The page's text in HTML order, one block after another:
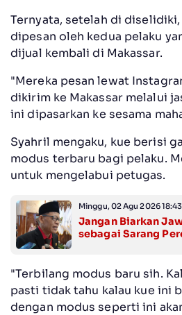
Ternyata, setelah di
dipesan oleh kedua pelaku
dijual kembali di Makassar.
"Mereka pesan lewat
dikirim ke Makassar melalui
ini dipasarkan ke sesama
Syahril mengaku, kue berisi
modus terbaru bagi pelaku.
untuk mengelabui petugas.
Minggu, 02 Agu 2026
Jangan Biarkan
sebagai Sarang
"Terbilang modus barusih.
pasti tidak tahu kalau kue ini
dengan modus seperti ini